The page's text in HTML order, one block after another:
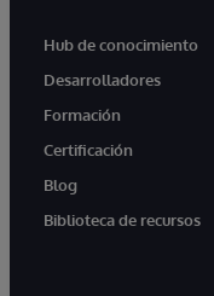
Hub de conocimiento
Desarrolladores
Formación
Certificación
Blog
Biblioteca de recursos